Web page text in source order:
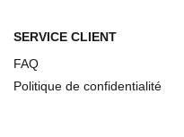
SERVICE CLIENT
FAQ
Politique de confidentialité